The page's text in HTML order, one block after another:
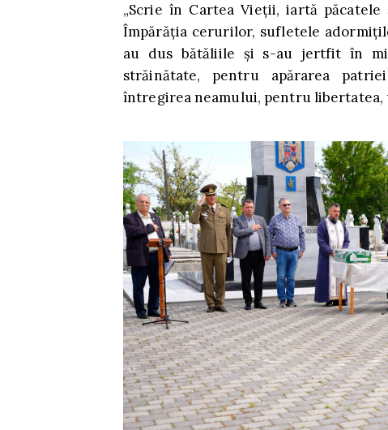
„Scrie în Cartea Vieții, iartă
Împărăția cerurilor, sufletele
au dus bătăliile și s-au jertfit în
străinătate, pentru apărarea
întregirea neamului, pentru libertatea,